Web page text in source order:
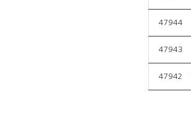
47944
47943
47942